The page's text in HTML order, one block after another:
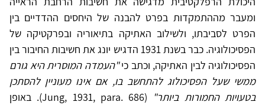
ומעבר מההתמקדות בפרט להבנה של היחסים ההדדיים בין
הפרט לסביבתו, ולשילוב האתיקה בתיאוריה ובפרקטיקה של
הפסיכולוגיה. כבר בשנת 1931 הדגיש יונג את חשיבות החיבור בין
הפסיכולוגיה לבין האתיקה, וכתב כי"העמדה המוסרית היא גורם
ממשי שעל הפסיכולוג להתחשב בו, אם אינו מעוניין להסתכן
בטעויות החמורות ביותר"
(Jung, 1931, para. 686). באופן